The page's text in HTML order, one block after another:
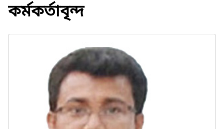
কর্মকর্তাবৃন্দ